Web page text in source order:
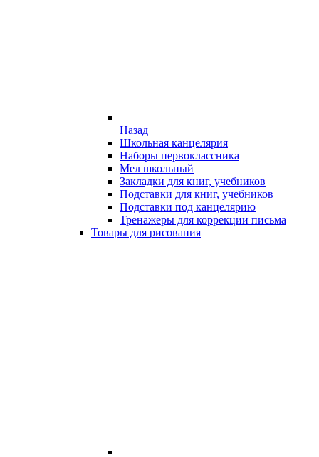
Назад
Школьная канцелярия
Наборы первоклассника
Мел школьный
Закладки для книг, учебников
Подставки для книг, учебников
Подставки под канцелярию
Тренажеры для коррекции письма
Товары для рисования